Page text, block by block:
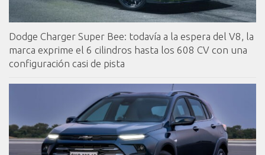
Dodge Charger Super Bee: todavía a la espera del V8, la
marca exprime el 6 cilindros hasta los 608 CV con una
configuración casi de pista